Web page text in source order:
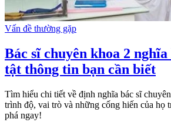
Vấn đề thường gặp
Bác sĩ chuyên khoa 2
tật thông tin bạn cần biết
Tìm hiểu chi tiết về định nghĩa bác sĩ
trình độ, vai trò và những cống hiến của họ
phá ngay!